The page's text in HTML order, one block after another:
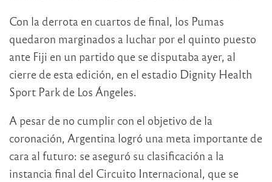
Con la derrota en cuartos de final, los Pumas
quedaron marginados a luchar por el quinto puesto
ante Fiji en un partido que se disputaba ayer, al
cierre de esta edición, en el estadio Dignity Health
Sport Park de Los Ángeles.
A pesar de no cumplir con el objetivo de la
coronación, Argentina logró una meta importante de
cara al futuro: se aseguró su clasificación a la
instancia final del Circuito Internacional, que se